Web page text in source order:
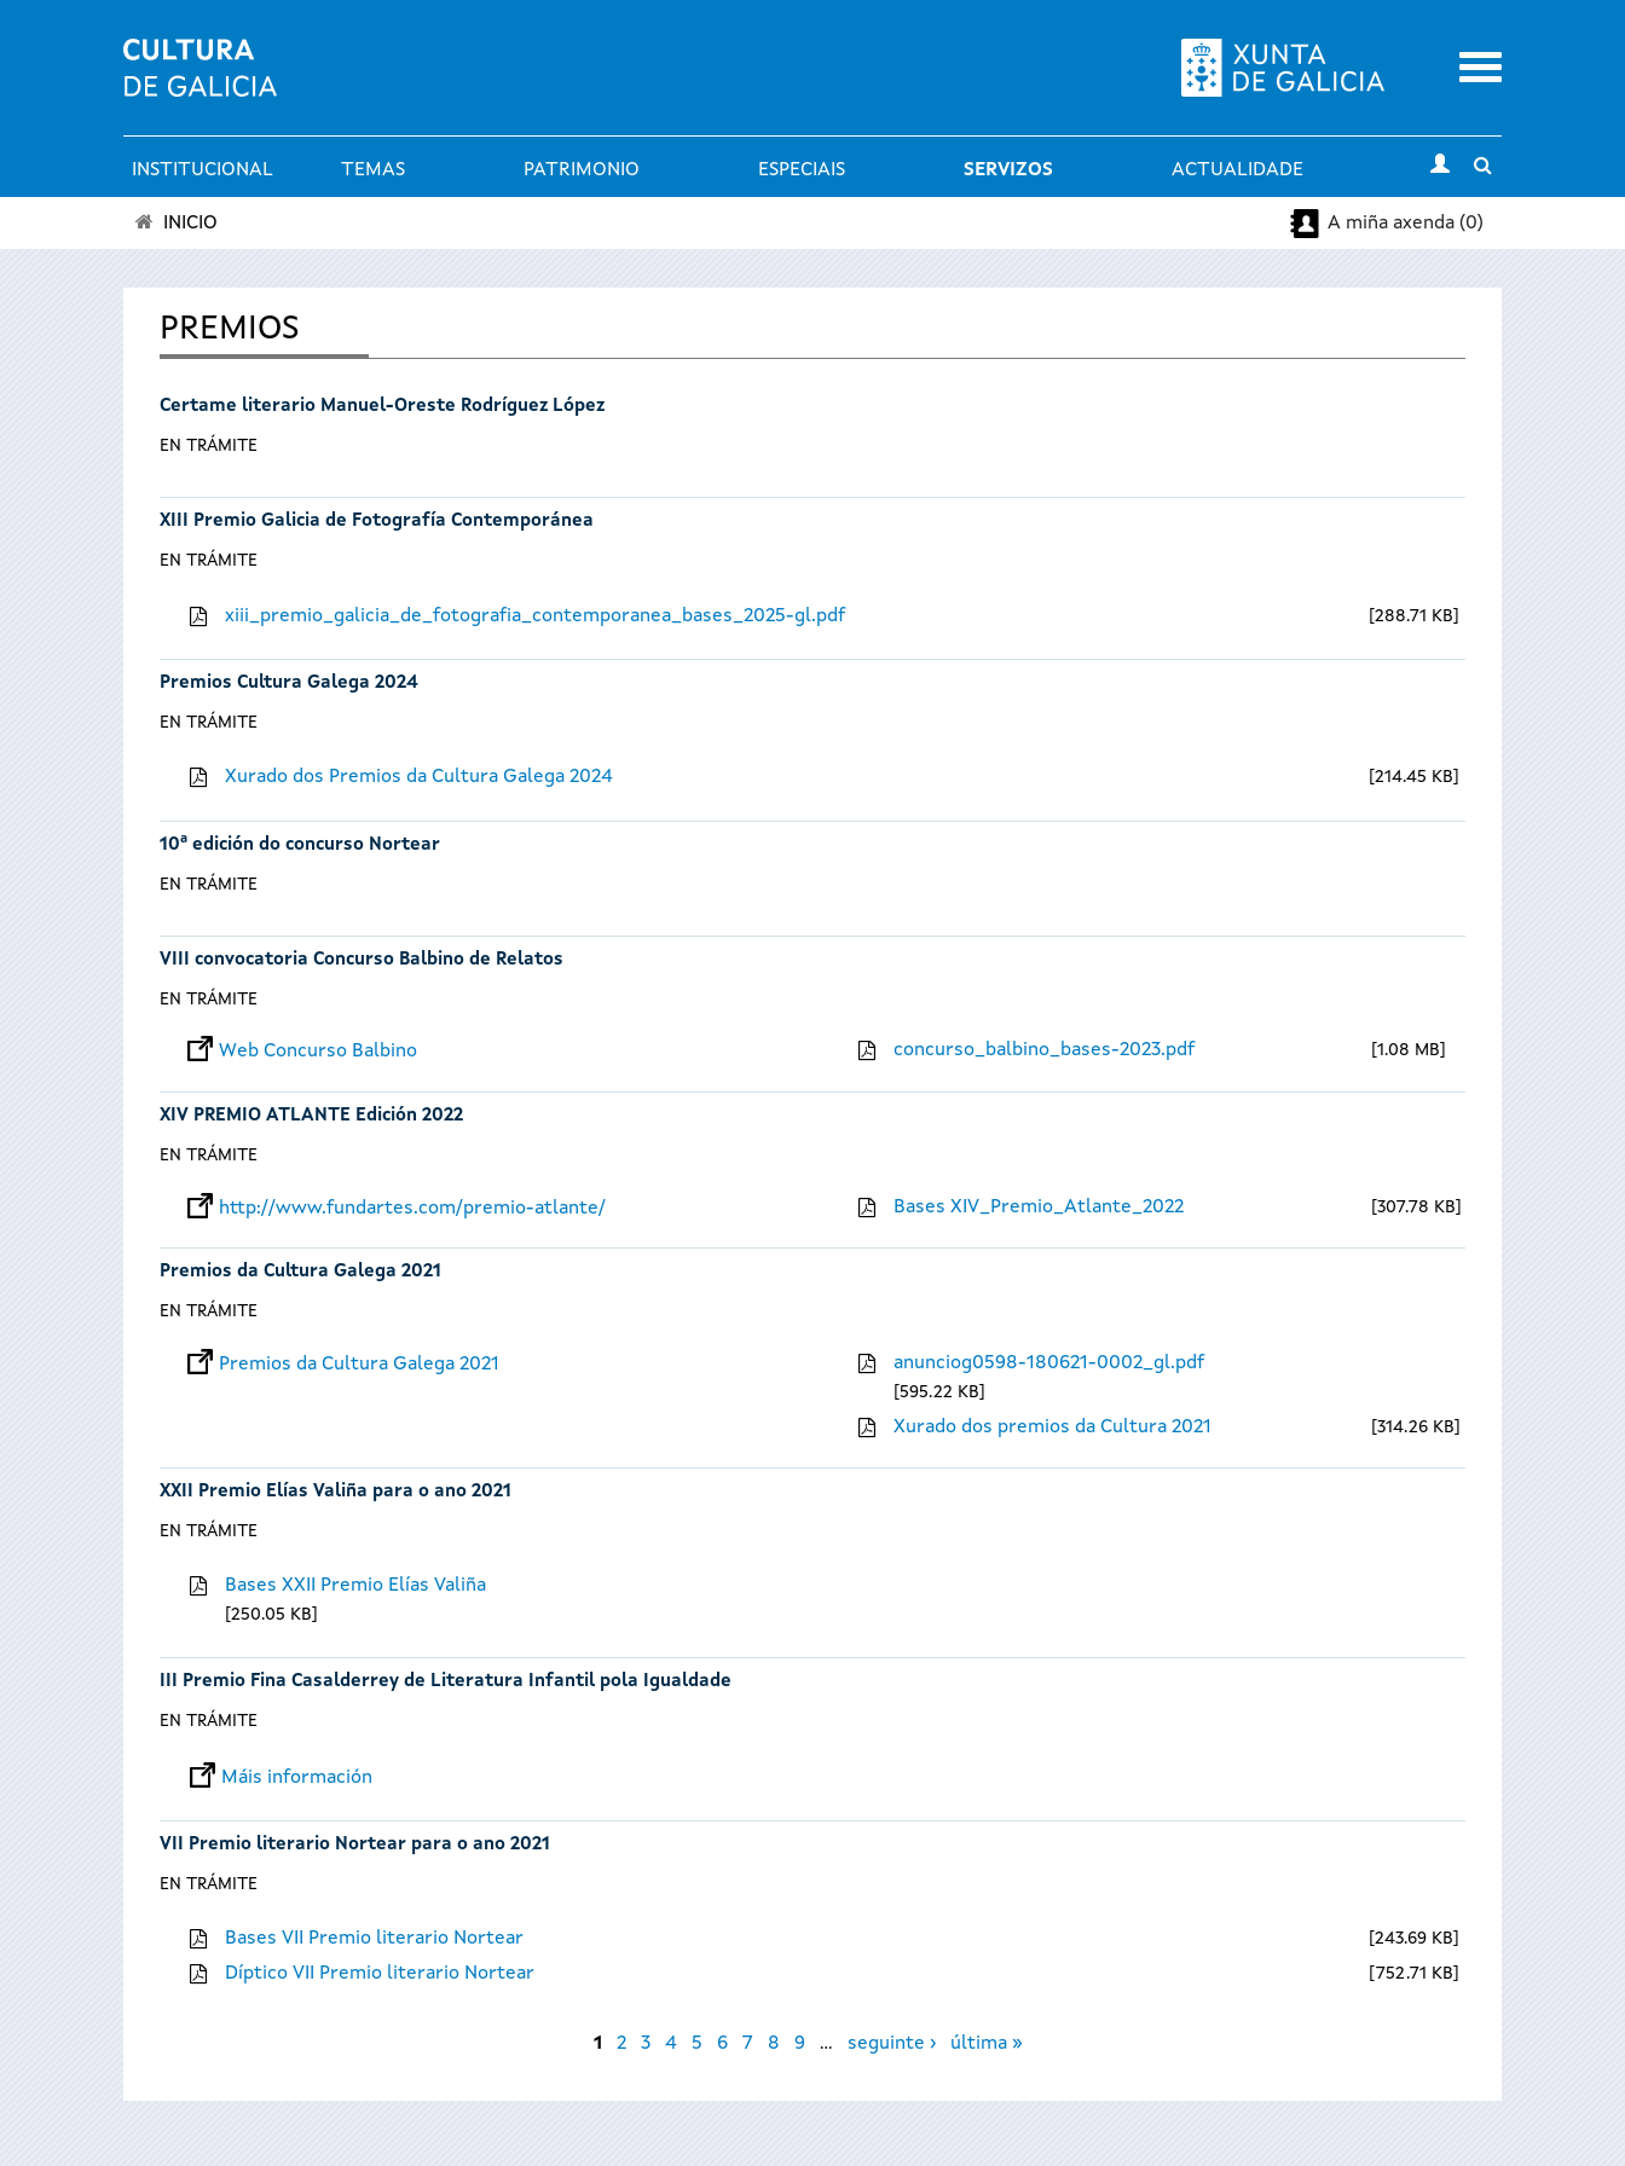
Menu
Menú
principal
INSTITUCIONAL TEMAS PATRIMONIO ESPECIAIS SERVIZOS ACTUALIDADE
search
está
INICIO A miña axenda (0)
PREMIOS
Certame literario Manuel-Oreste Rodríguez López
EN TRÁMITE
XIII Premio Galicia de Fotografía Contemporánea
EN TRÁMITE
xiii_premio_galicia_de_fotografia_contemporanea_bases_2025-gl.pdf 288.71 KB
Premios Cultura Galega 2024
EN TRÁMITE
Xurado dos Premios da Cultura Galega 2024 214.45 KB
10ª edición do concurso Nortear
EN TRÁMITE
VIII convocatoria Concurso Balbino de Relatos
EN TRÁMITE
Web Concurso Balbino concurso_balbino_bases-2023.pdf 1.08 MB
XIV PREMIO ATLANTE Edición 2022
EN TRÁMITE
http://www.fundartes.com/premio-atlante/ Bases XIV_Premio_Atlante_2022 307.78 KB
Premios da Cultura Galega 2021
EN TRÁMITE
Premios da Cultura Galega 2021 anunciog0598-180621-0002_gl.pdf
595.22 KB
Xurado dos premios da Cultura 2021 314.26 KB
XXII Premio Elías Valiña para o ano 2021
EN TRÁMITE
Bases XXII Premio Elías Valiña
250.05 KB
III Premio Fina Casalderrey de Literatura Infantil pola Igualdade
EN TRÁMITE
Máis información
VII Premio literario Nortear para o ano 2021
EN TRÁMITE
Bases VII Premio literario Nortear 243.69 KB
Díptico VII Premio literario Nortear 752.71 KB
1 2 3 4 5 6 7 8 9 … seguinte › última »